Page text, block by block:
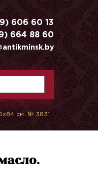
606 60 13
664 88 60
см. № 3831